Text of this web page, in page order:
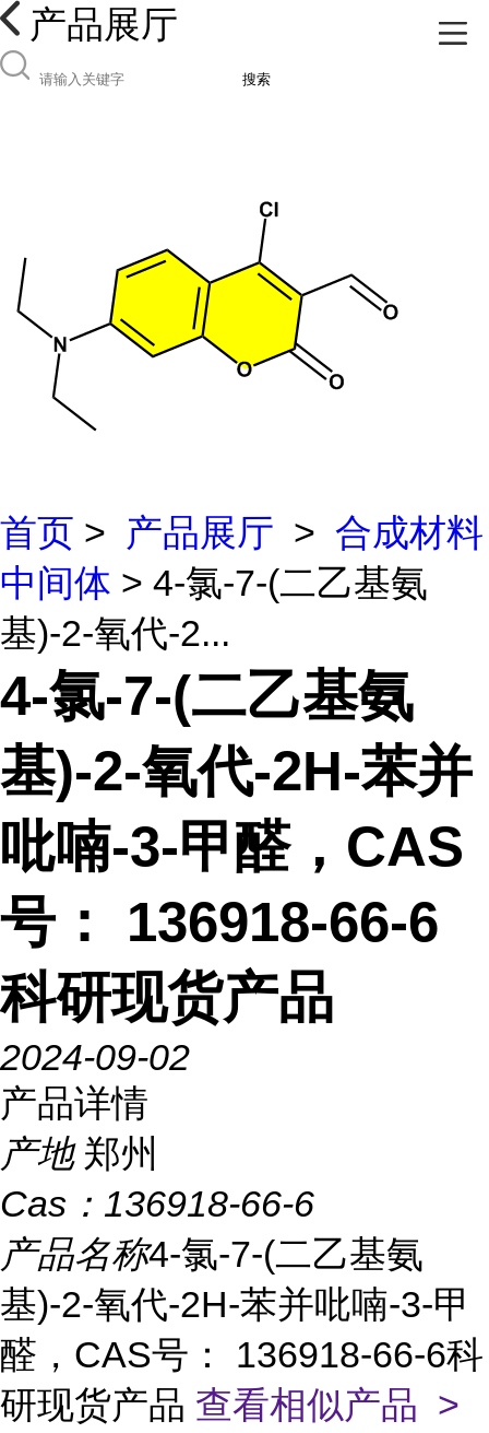
产品展厅
搜索
首页 > 产品展厅 > 合成材料
中间体 > 4-氯-7-(二乙基氨
基)-2-氧代-2...
4-氯-7-(二乙基氨
基)-2-氧代-2H-苯并
吡喃-3-甲醛，CAS
号： 136918-66-6
科研现货产品
2024-09-02
产品详情
产地 郑州
Cas： 136918-66-6
产品名称4-氯-7-(二乙基氨
基)-2-氧代-2H-苯并吡喃-3-甲
醛，CAS号： 136918-66-6科
研现货产品 查看相似产品 >